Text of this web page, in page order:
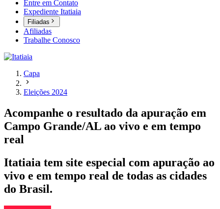
Entre em Contato
Expediente Itatiaia
Filiadas
Afiliadas
Trabalhe Conosco
Capa
Eleições 2024
Acompanhe o resultado da apuração em
Campo Grande/AL ao vivo e em tempo
real
Itatiaia tem site especial com apuração ao
vivo e em tempo real de todas as cidades
do Brasil.